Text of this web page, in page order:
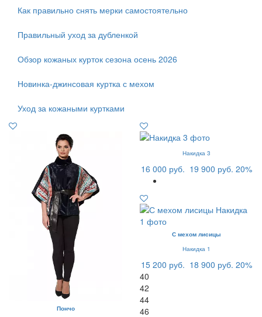
Как правильно снять мерки самостоятельно
Правильный уход за дубленкой
Обзор кожаных курток сезона осень 2026
Новинка-джинсовая куртка с мехом
Уход за кожаными куртками
Пончо
Накидка 3
16 000 руб. 19 900 руб. 20%
С мехом лисицы
Накидка 1
15 200 руб. 18 900 руб. 20%
40
42
44
46